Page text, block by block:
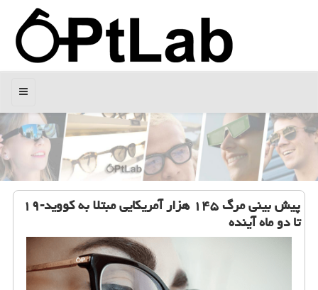
منو
پیش بینی مرگ ۱۴۵ هزار آمریكایی مبتلا به كووید-۱۹
تا دو ماه آینده